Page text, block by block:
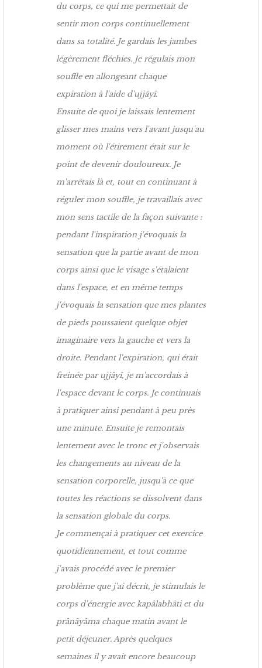
du corps, ce qui me permettait de
sentir mon corps continuellement
dans sa totalité. Je gardais les jambes
légèrement fléchies. Je régulais mon
souffle en allongeant chaque
expiration à l'aide d'ujjâyî.
Ensuite de quoi je laissais lentement
glisser mes mains vers l'avant jusqu'au
moment où l'étirement était sur le
point de devenir douloureux. Je
m'arrêtais là et, tout en continuant à
réguler mon souffle, je travaillais avec
mon sens tactile de la façon suivante :
pendant l'inspiration j'évoquais la
sensation que la partie avant de mon
corps ainsi que le visage s'étalaient
dans l'espace, et en même temps
j'évoquais la sensation que mes plantes
de pieds poussaient quelque objet
imaginaire vers la gauche et vers la
droite. Pendant l'expiration, qui était
freinée par ujjâyî, je m'accordais à
l'espace devant le corps. Je continuais
à pratiquer ainsi pendant à peu près
une minute. Ensuite je remontais
lentement avec le tronc et j'observais
les changements au niveau de la
sensation corporelle, jusqu'à ce que
toutes les réactions se dissolvent dans
la sensation globale du corps.
Je commençai à pratiquer cet exercice
quotidiennement, et tout comme
j'avais procédé avec le premier
problème que j'ai décrit, je stimulais le
corps d'énergie avec kapâlabhâti et du
prânâyâma chaque matin avant le
petit déjeuner. Après quelques
semaines il y avait encore beaucoup